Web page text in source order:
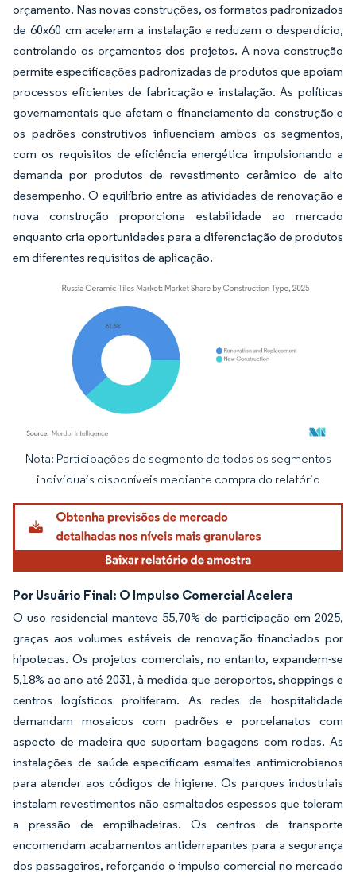
orçamento. Nas novas construções, os formatos padronizados
de 60x60 cm aceleram a instalação e reduzem o desperdício,
controlando os orçamentos dos projetos. A nova construção
permite especificações padronizadas de produtos que apoiam
processos eficientes de fabricação e instalação. As políticas
governamentais que afetam o financiamento da construção e
os padrões construtivos influenciam ambos os segmentos,
com os requisitos de eficiência energética impulsionando a
demanda por produtos de revestimento cerâmico de alto
desempenho. O equilíbrio entre as atividades de renovação e
nova construção proporciona estabilidade ao mercado
enquanto cria oportunidades para a diferenciação de produtos
em diferentes requisitos de aplicação.
Imagem © Mordor Intelligence. O reuso requer atribuição conforme CC BY 4.0.
Nota: Participações de segmento de todos os segmentos
individuais disponíveis mediante compra do relatório
Por Usuário Final: O Impulso Comercial Acelera
O uso residencial manteve 55,70% de participação em 2025,
graças aos volumes estáveis de renovação financiados por
hipotecas. Os projetos comerciais, no entanto, expandem-se
5,18% ao ano até 2031, à medida que aeroportos, shoppings e
centros logísticos proliferam. As redes de hospitalidade
demandam mosaicos com padrões e porcelanatos com
aspecto de madeira que suportam bagagens com rodas. As
instalações de saúde especificam esmaltes antimicrobianos
para atender aos códigos de higiene. Os parques industriais
instalam revestimentos não esmaltados espessos que toleram
a pressão de empilhadeiras. Os centros de transporte
encomendam acabamentos antiderrapantes para a segurança
dos passageiros, reforçando o impulso comercial no mercado